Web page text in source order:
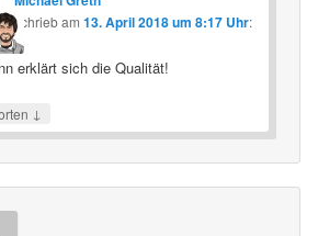
schriebam13. April 2018 um 8:17 Uhr:
erklärt sich die Qualität!
↓